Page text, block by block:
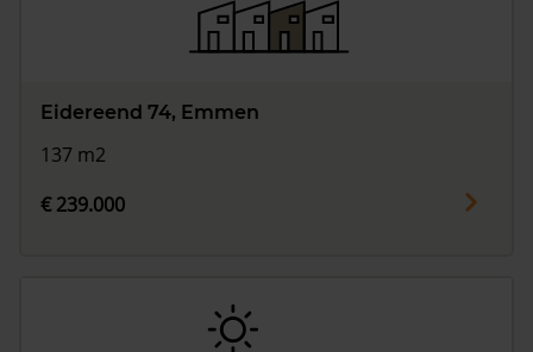
Eidereend 74, Emmen
137 m2
€ 239.000